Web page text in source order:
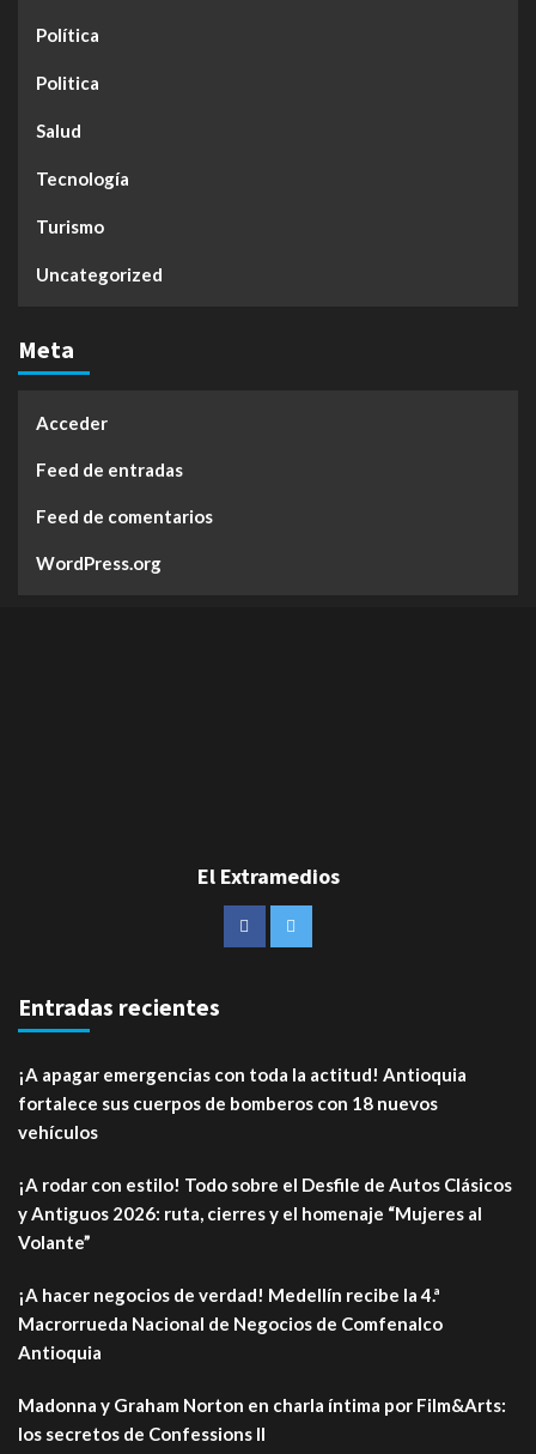
Política
Politica
Salud
Tecnología
Turismo
Uncategorized
Meta
Acceder
Feed de entradas
Feed de comentarios
WordPress.org
El Extramedios
Entradas recientes
¡A apagar emergencias con toda la actitud! Antioquia
fortalece sus cuerpos de bomberos con 18 nuevos
vehículos
¡A rodar con estilo! Todo sobre el Desfile de Autos Clásicos
y Antiguos 2026: ruta, cierres y el homenaje “Mujeres al
Volante”
¡A hacer negocios de verdad! Medellín recibe la 4.ª
Macrorrueda Nacional de Negocios de Comfenalco
Antioquia
Madonna y Graham Norton en charla íntima por Film&Arts:
los secretos de Confessions II